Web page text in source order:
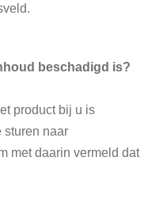
beschadigd is?
product bij u is
sturen naar
met daarin vermeld dat